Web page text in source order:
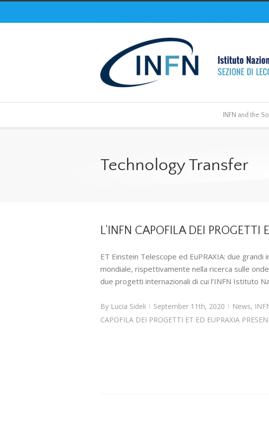
INFN and the
Technology Transfer
L’INFN CAPOFILA DEI PROGETTI
ET Einstein Telescope ed EuPRAXIA: due
mondiale, rispettivamente nella ricerca sulle
due progetti internazionali di cui l’INFN Istituto
By Lucia Sideli | September 11th, 2020 | News,
CAPOFILA DEI PROGETTI ET ED EUPRAXIA